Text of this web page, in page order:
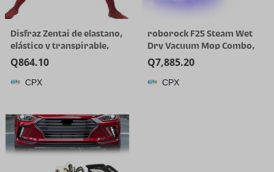
Disfraz Zentai de elastano,
elástico y transpirable,
para Halloween y cosplay
Q864.10
CPX
roborock F25 Steam Wet
Dry Vacuum Mop Combo,
356°F Cordless Steam
Cleaner | 25000 Pa Suction
for Hard Floor, 203°F Self-
Q7,885.20
CPX